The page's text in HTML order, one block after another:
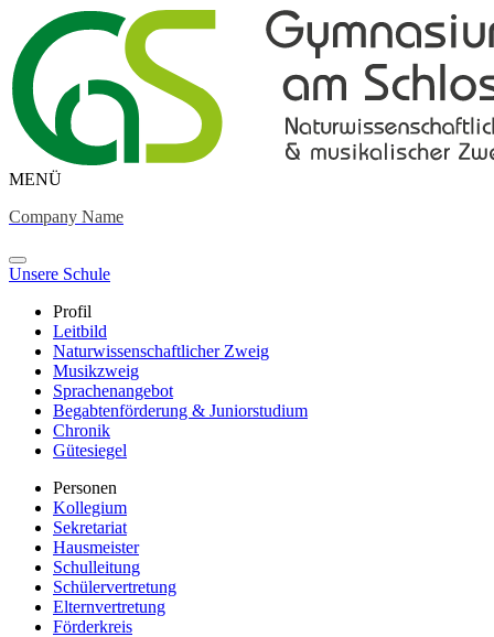
MENÜ
Company Name
Unsere Schule
Profil
Leitbild
Naturwissenschaftlicher Zweig
Musikzweig
Sprachenangebot
Begabtenförderung & Juniorstudium
Chronik
Gütesiegel
Personen
Kollegium
Sekretariat
Hausmeister
Schulleitung
Schülervertretung
Elternvertretung
Förderkreis